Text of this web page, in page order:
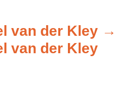
van der Kley →
van der Kley